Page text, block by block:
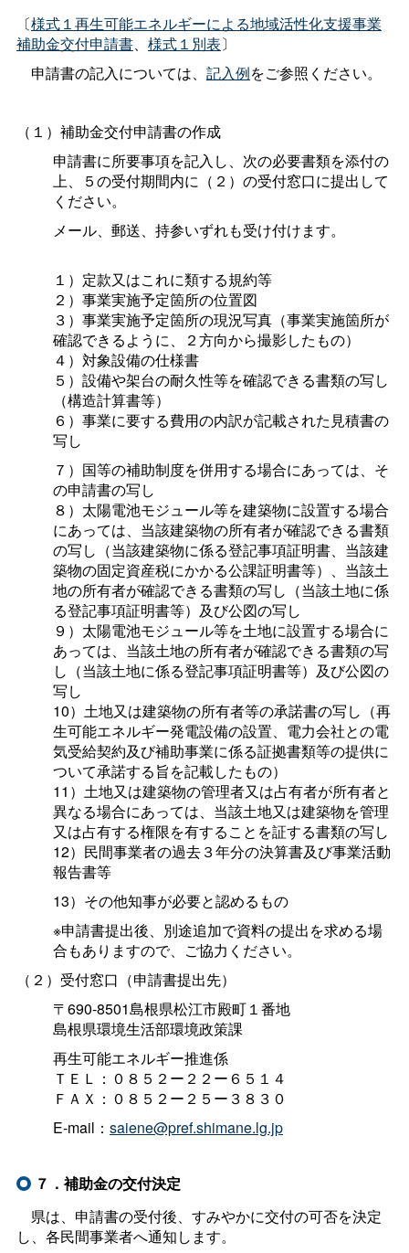
〔様式１再生可能エネルギーによる地域活性化支援事業
補助金交付申請書、 様式１別表〕
申請書の記入については、 記入例をご参照ください。
（１）補助金交付申請書の作成
申請書に所要事項を記入し、次の必要書類を添付の
上、５の受付期間内に（２）の受付窓口に提出して
ください。
メール、郵送、持参いずれも受け付けます。
１）定款又はこれに類する規約等
２）事業実施予定箇所の位置図
３）事業実施予定箇所の現況写真（事業実施箇所が
確認できるように、２方向から撮影したもの）
４）対象設備の仕様書
５） 設備や架台の耐久性等を確認できる書類の写し
（構造計算書等）
６） 事業に要する費用の内訳が記載された見積書の
写し
７）国等の補助制度を併用する場合にあっては、そ
の申請書の写し
８） 太陽電池モジュール等を建築物に設置する場合
にあっては、当該建築物の所有者が確認できる書類
の写し（当該建築物に係る登記事項証明書、当該建
築物の固定資産税にかかる公課証明書等）、当該土
地の所有者が確認できる書類の写し（当該土地に係
る登記事項証明書等）及び公図の写し
９） 太陽電池モジュール等を土地に設置する場合に
あっては、当該土地の所有者が確認できる書類の写
し（当該土地に係る登記事項証明書等）及び公図の
写し
10） 土地又は建築物の所有者等の承諾書の写し（再
生可能エネルギー発電設備の設置、電力会社との電
気受給契約及び補助事業に係る証拠書類等の提供に
ついて承諾する旨を記載したもの）
11）土地又は建築物の管理者又は占有者が所有者と
異なる場合にあっては、当該土地又は建築物を管理
又は占有する権限を有することを証する書類の写し
12）民間事業者の過去３年分の決算書及び事業活動
報告書等
13）その他知事が必要と認めるもの
※申請書提出後、別途追加で資料の提出を求める場
合もありますので、ご協力ください。
（２）受付窓口（申請書提出先）
〒690-8501島根県松江市殿町１番地
島根県環境生活部環境政策課
再生可能エネルギー推進係
ＴＥＬ：０８５２ー２２ー６５１４
ＦＡＸ：０８５２ー２５ー３８３０
E-mail： saiene@pref.shimane.lg.jp
７．補助金の交付決定
県は、申請書の受付後、すみやかに交付の可否を決定
し、各民間事業者へ通知します。